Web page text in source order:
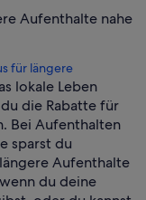
Aufenthalte nahe
für längere
lokale Leben
die Rabatte für
Bei Aufenthalten
sparst du
Aufenthalte
du deine